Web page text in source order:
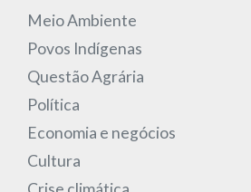
Meio Ambiente
Povos Indígenas
Questão Agrária
Política
Economia e negócios
Cultura